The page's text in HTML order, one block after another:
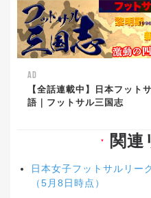
AD
【全話連載中】日本フット
語｜フットサル三国志
▼ 関連
日本女子フットサルリー
（5月8日時点）